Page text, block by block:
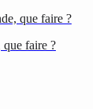
que faire ?
que faire ?